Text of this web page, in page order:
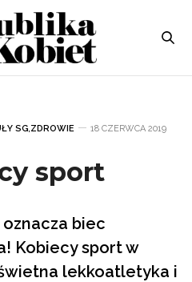
SG,ZDROWIE 18 CZERWCA 2019
sport
biec
Kobiecy sport w
lekkoatletyka i